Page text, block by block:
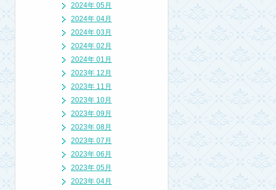
2024年 05月
2024年 04月
2024年 03月
2024年 02月
2024年 01月
2023年 12月
2023年 11月
2023年 10月
2023年 09月
2023年 08月
2023年 07月
2023年 06月
2023年 05月
2023年 04月